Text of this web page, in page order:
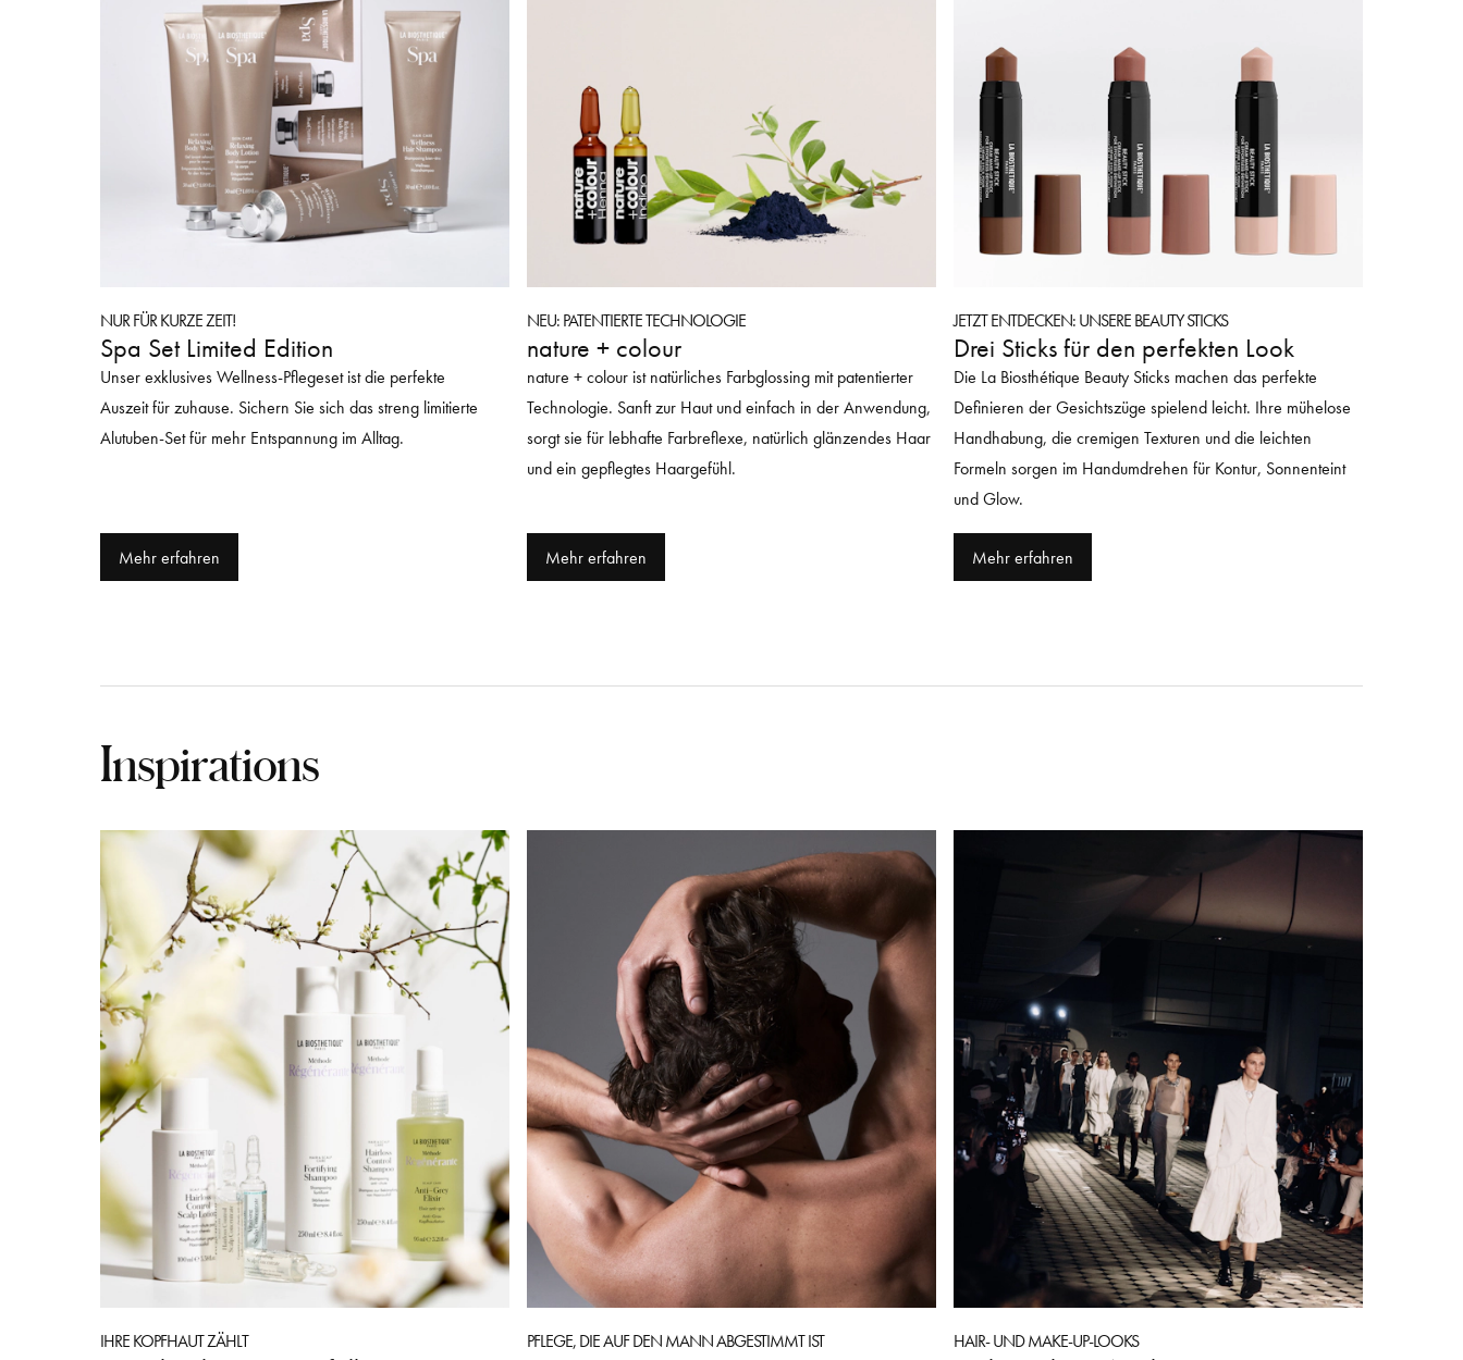
NUR FÜR KURZE ZEIT!
Spa Set Limited Edition
Unser exklusives Wellness-Pflegeset ist die perfekte
Auszeit für zuhause. Sichern Sie sich das streng limitierte
Alutuben-Set für mehr Entspannung im Alltag.
Mehr erfahren
NEU: PATENTIERTE TECHNOLOGIE
nature + colour
nature + colour ist natürliches Farbglossing mit patentierter
Technologie. Sanft zur Haut und einfach in der Anwendung,
sorgt sie für lebhafte Farbreflexe, natürlich glänzendes Haar
und ein gepflegtes Haargefühl.
Mehr erfahren
JETZT ENTDECKEN: UNSERE BEAUTY STICKS
Drei Sticks für den perfekten Look
Die La Biosthétique Beauty Sticks machen das perfekte
Definieren der Gesichtszüge spielend leicht. Ihre mühelose
Handhabung, die cremigen Texturen und die leichten
Formeln sorgen im Handumdrehen für Kontur, Sonnenteint
und Glow.
Mehr erfahren
Inspirations
IHRE KOPFHAUT ZÄHLT PFLEGE, DIE AUF DEN MANN ABGESTIMMT IST HAIR- UND MAKE-UP-LOOKS